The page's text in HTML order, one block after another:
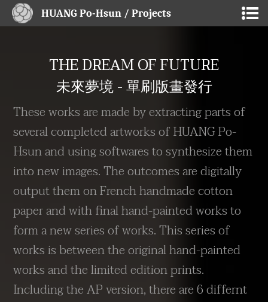
HUANG Po-Hsun / Projects
THE DREAM OF FUTURE
未來夢境 - 單刷版畫發行
These works are made by extracting parts of
several completed artworks of HUANG Po-
Hsun and using softwares to synthesize them
into new images. The outcomes are digitally
output them on French handmade cotton
paper and with final hand-painted works to
form a new series of works. This series of
works is between the original hand-painted
works and the limited edition prints.
Including the AP version, there are 6 differnt